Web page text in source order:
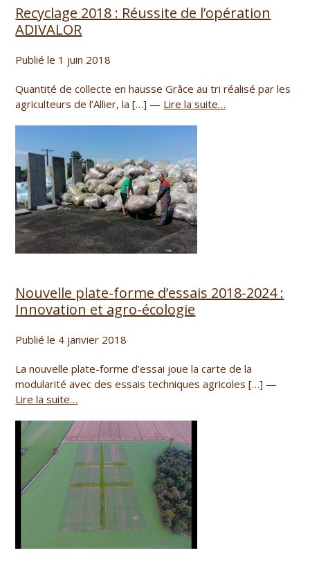
Recyclage 2018 : Réussite de l’opération
ADIVALOR
Publié le 1 juin 2018
Quantité de collecte en hausse Grâce au tri réalisé par les
agriculteurs de l’Allier, la […] — Lire la suite…
Nouvelle plate-forme d’essais 2018-2024 :
Innovation et agro-écologie
Publié le 4 janvier 2018
La nouvelle plate-forme d’essai joue la carte de la
modularité avec des essais techniques agricoles […] —
Lire la suite…